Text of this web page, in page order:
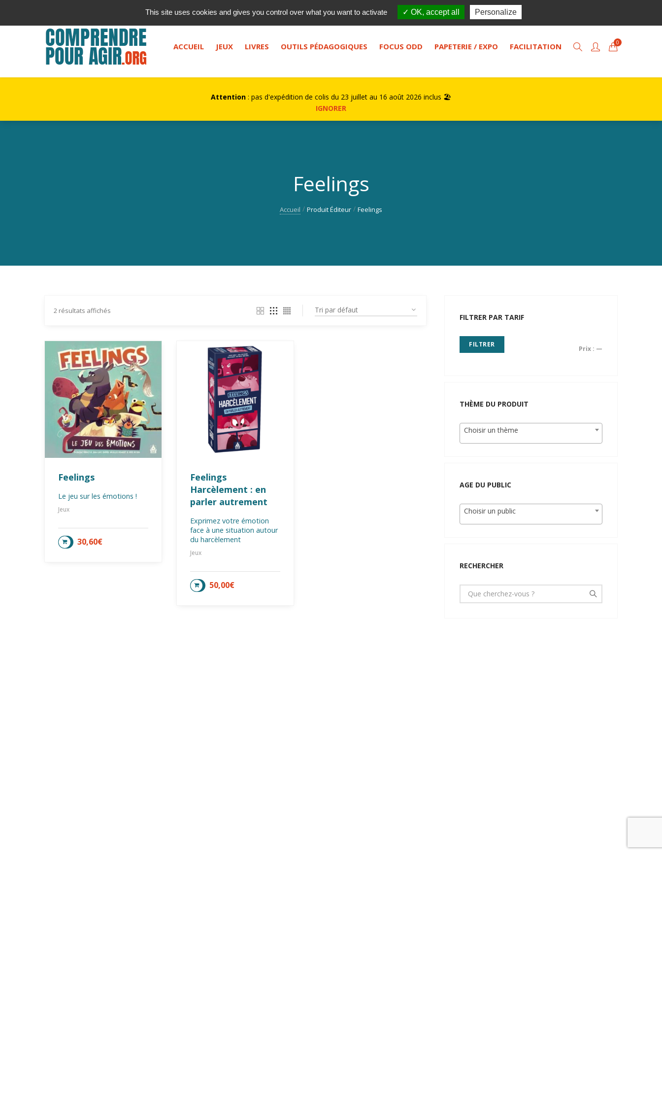
Saisissez votre recherche, et appuyez sur "entrée" ou le bouton de recherche.
Qui sommes-nous ? FESTISOL Actualités Contact
ACCUEIL JEUX LIVRES OUTILS PÉDAGOGIQUES FOCUS ODD PAPETERIE / EXPO FACILITATION 0
Attention : pas d'expédition de colis du 23 juillet au 16 août 2026 inclus 🏖️
IGNORER
Feelings
Accueil Produit Éditeur Feelings
2 résultats affichés
Feelings
Le jeu sur les émotions !
Jeux
30,60€
AJOUTER AU PANIER
Feelings
Harcèlement : en
parler autrement
Exprimez votre émotion
face à une situation autour
du harcèlement
Jeux
50,00€
AJOUTER AU PANIER
FILTRER PAR TARIF
FILTRER Prix : —
THÈME DU PRODUIT
Choisir un thème
AGE DU PUBLIC
Choisir un public
RECHERCHER
This site uses cookies and gives you control over what you want to activate ✓ OK, accept all Personalize